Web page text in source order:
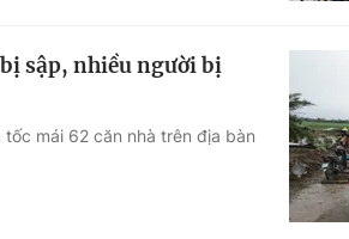
sập, nhiều người bị
mái 62 căn nhà trên địa bàn